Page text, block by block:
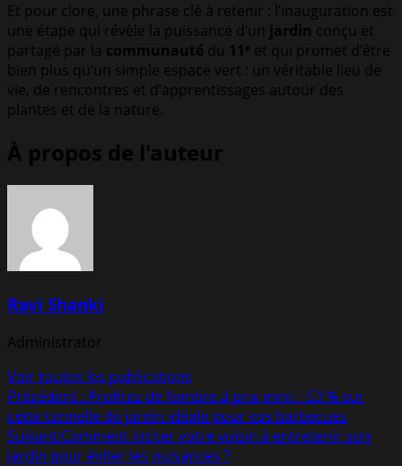
Et pour clore, une phrase clé à retenir : l’inauguration est
une étape qui révèle la puissance d’un jardin conçu et
partagé par la communauté du 11ᵉ et qui promet d’être
bien plus qu’un simple espace vert : un véritable lieu de
vie, de rencontres et d’apprentissages autour des
plantes et de la nature.
À propos de l'auteur
Ravi Shanki
Administrator
Voir toutes les publications
Navigation
d’article
Précédent : Profitez de l’ombre à prix mini : -53 % sur
cette tonnelle de jardin idéale pour vos barbecues
Suivant:Comment inciter votre voisin à entretenir son
jardin pour éviter les nuisances ?